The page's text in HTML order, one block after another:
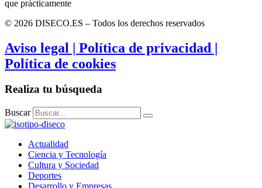
que prácticamente
© 2026 DISECO.ES – Todos los derechos reservados
Aviso legal | Política de privacidad |
Política de cookies
Realiza tu búsqueda
Buscar
Actualidad
Ciencia y Tecnología
Cultura y Sociedad
Deportes